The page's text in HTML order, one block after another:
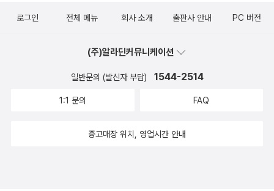
로그인 전체 메뉴 회사 소개 출판사 안내 PC 버전
(주)알라딘커뮤니케이션
일반문의 (발신자 부담) 1544-2514
1:1 문의 FAQ
중고매장 위치, 영업시간 안내